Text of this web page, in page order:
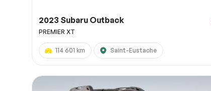
2023 Subaru Outback
PREMIER XT
114 601 km Saint-Eustache